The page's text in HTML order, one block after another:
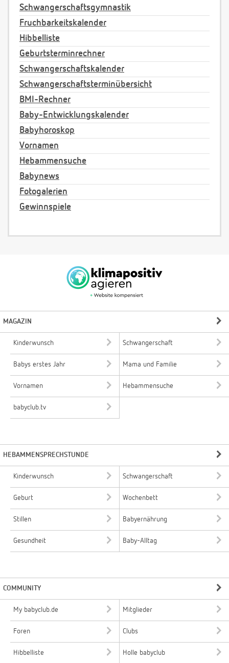
Schwangerschaftsgymnastik
Fruchbarkeitskalender
Hibbelliste
Geburtsterminrechner
Schwangerschaftskalender
Schwangerschaftsterminübersicht
BMI-Rechner
Baby-Entwicklungskalender
Babyhoroskop
Vornamen
Hebammensuche
Babynews
Fotogalerien
Gewinnspiele
MAGAZIN
Kinderwunsch Schwangerschaft
Babys erstes Jahr Mama und Familie
Vornamen Hebammensuche
babyclub.tv
HEBAMMENSPRECHSTUNDE
Kinderwunsch Schwangerschaft
Geburt Wochenbett
Stillen Babyernährung
Gesundheit Baby-Alltag
COMMUNITY
My babyclub.de Mitglieder
Foren Clubs
Hibbelliste Holle babyclub